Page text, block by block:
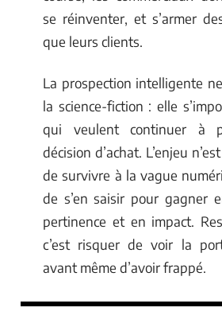
se réinventer, et s’armer
que leurs clients.
La prospection intelligente
la science-fiction : elle
qui veulent continuer à
décision d’achat. L’enjeu
de survivre à la vague
de s’en saisir pour gagner
pertinence et en impact.
c’est risquer de voir la
avant même d’avoir frappé.